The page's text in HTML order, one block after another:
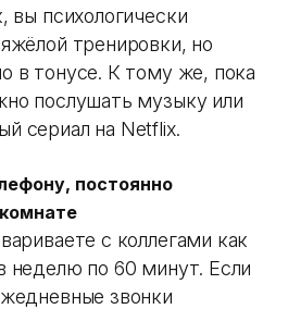
вы психологически
тренировки, но
в тонусе. К тому же, пока
послушать музыку или
сериал на Netflix.
постоянно
с коллегами как
неделю по 60 минут. Если
звонки